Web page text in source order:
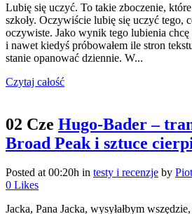
Lubię się uczyć. To takie zboczenie, które
szkoły. Oczywiście lubię się uczyć tego,
oczywiste. Jako wynik tego lubienia
i nawet kiedyś próbowałem ile stron
stanie opanować dziennie. W...
Czytaj całość
02 Cze Hugo-Bader –
Broad Peak i sztuce
Posted at 00:20h in testy i recenzje by
0 Likes
Jacka, Pana Jacka, wysyłałbym